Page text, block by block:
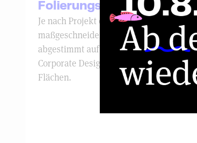
Folierungslösungen
Je nach Projekt entwickeln wir
maßgeschneiderte Folierungskonzepte –
abgestimmt auf Ihre Anforderungen, Ihr
Corporate Design und die vorhandenen
Flächen.